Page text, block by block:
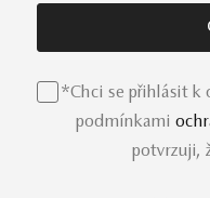
*Chci se přihlásit k
podmínkami
potvrzuji,